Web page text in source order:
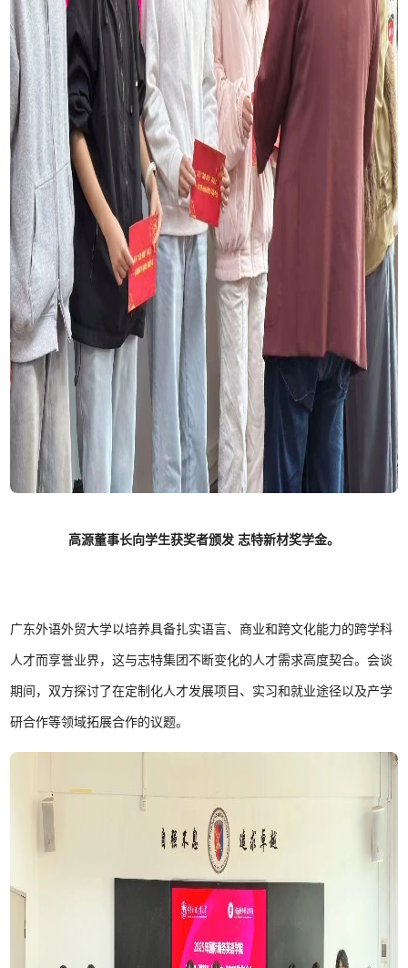
高源董事长向学生获奖者颁发 志特新材奖学金。
广东外语外贸大学以培养具备扎实语言、商业和跨文化能力的跨学科
人才而享誉业界，这与志特集团不断变化的人才需求高度契合。会谈
期间，双方探讨了在定制化人才发展项目、实习和就业途径以及产学
研合作等领域拓展合作的议题。